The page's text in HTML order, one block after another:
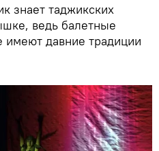
знает таджикских
ведь балетные
давние традиции